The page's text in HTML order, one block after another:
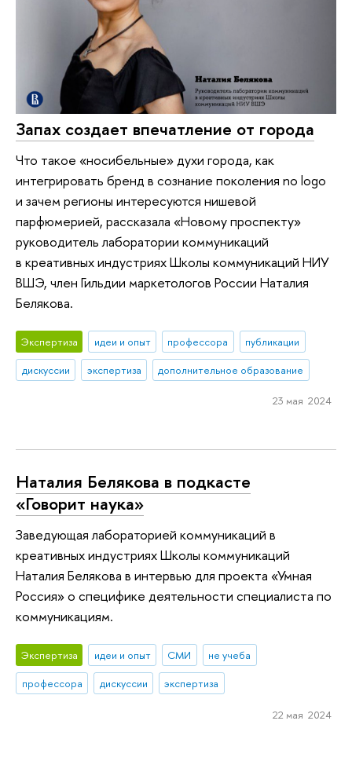
Запах создает впечатление от города
Что такое «носибельные» духи города, как
интегрировать бренд в сознание поколения no logo
и зачем регионы интересуются нишевой
парфюмерией, рассказала «Новому проспекту»
руководитель лаборатории коммуникаций
в креативных индустриях Школы коммуникаций НИУ
ВШЭ, член Гильдии маркетологов России Наталия
Белякова.
Экспертиза идеи и опыт профессора
публикации
дискуссии
экспертиза дополнительное образование
23 мая 2024
Наталия Белякова в подкасте
«Говорит наука»
Заведующая лабораторией коммуникаций в
креативных индустриях Школы коммуникаций
Наталия Белякова в интервью для проекта «Умная
Россия» о специфике деятельности специалиста по
коммуникациям.
Экспертиза идеи и опыт СМИ
не учеба
профессора
дискуссии экспертиза
22 мая 2024